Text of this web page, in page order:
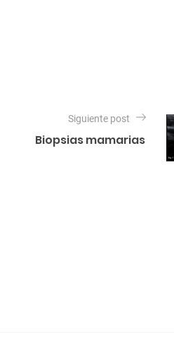
Siguiente post
Biopsias mamarias